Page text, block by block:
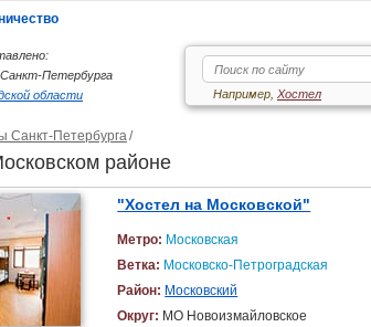
Санкт-Петербурга
области Например, Хостел
Санкт-Петербурга
районе
"Хостел на Московской"
Метро: Московская
Ветка: Московско-Петроградская
Район: Московский
Округ: МО Новоизмайловское